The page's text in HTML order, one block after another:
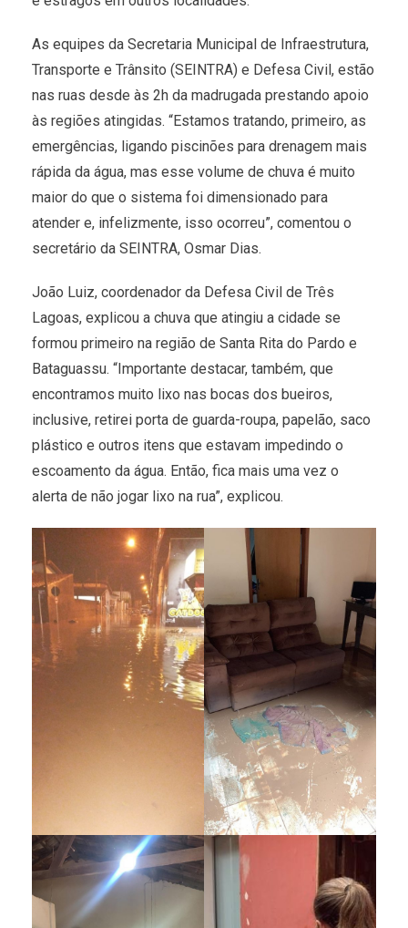
As equipes da Secretaria Municipal de Infraestrutura,
Transporte e Trânsito (SEINTRA) e Defesa Civil, estão
nas ruas desde às 2h da madrugada prestando apoio
às regiões atingidas. “Estamos tratando, primeiro, as
emergências, ligando piscinões para drenagem mais
rápida da água, mas esse volume de chuva é muito
maior do que o sistema foi dimensionado para
atender e, infelizmente, isso ocorreu”, comentou o
secretário da SEINTRA, Osmar Dias.
João Luiz, coordenador da Defesa Civil de Três
Lagoas, explicou a chuva que atingiu a cidade se
formou primeiro na região de Santa Rita do Pardo e
Bataguassu. “Importante destacar, também, que
encontramos muito lixo nas bocas dos bueiros,
inclusive, retirei porta de guarda-roupa, papelão, saco
plástico e outros itens que estavam impedindo o
escoamento da água. Então, fica mais uma vez o
alerta de não jogar lixo na rua”, explicou.